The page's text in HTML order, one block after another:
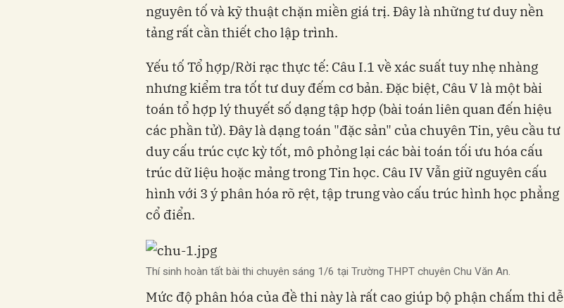
nguyên tố và kỹ thuật chặn miền giá trị. Đây là những tư duy nền
tảng rất cần thiết cho lập trình.
Yếu tố Tổ hợp/Rời rạc thực tế: Câu I.1 về xác suất tuy nhẹ nhàng
nhưng kiểm tra tốt tư duy đếm cơ bản. Đặc biệt, Câu V là một bài
toán tổ hợp lý thuyết số dạng tập hợp (bài toán liên quan đến hiệu
các phần tử). Đây là dạng toán "đặc sản" của chuyên Tin, yêu cầu tư
duy cấu trúc cực kỳ tốt, mô phỏng lại các bài toán tối ưu hóa cấu
trúc dữ liệu hoặc mảng trong Tin học. Câu IV Vẫn giữ nguyên cấu
hình với 3 ý phân hóa rõ rệt, tập trung vào cấu trúc hình học phẳng
cổ điển.
Thí sinh hoàn tất bài thi chuyên sáng 1/6 tại Trường THPT chuyên Chu Văn An.
Mức độ phân hóa của đề thi này là rất cao giúp bộ phận chấm thi dễ